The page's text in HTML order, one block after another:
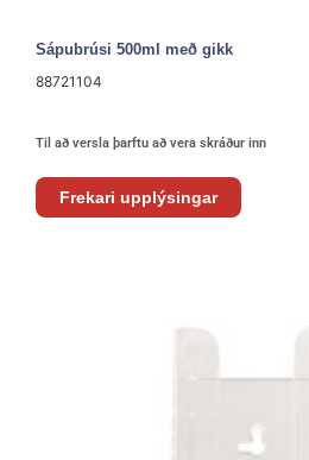
Sápubrúsi 500ml með gikk
88721104
Til að versla þarftu að vera skráður inn
Frekari upplýsingar